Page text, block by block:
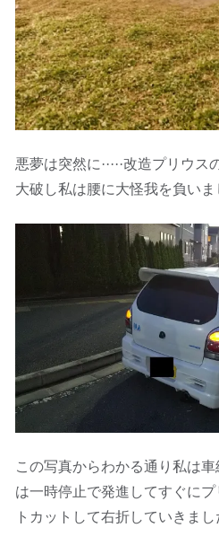
悪夢は突然に·····改造プリウ
大破し私は腰に大怪我を負いま
この写真からわかる通り私は
は一時停止で発進してすぐに
トカットして右折していきまし